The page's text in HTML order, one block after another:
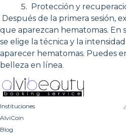
Protección y
Después de la primera sesión,
que aparezcan hematomas. En
se elige la técnica y la
aparecer hematomas. Puedes
belleza en línea.
Instituciones
AlviCoin
Blog